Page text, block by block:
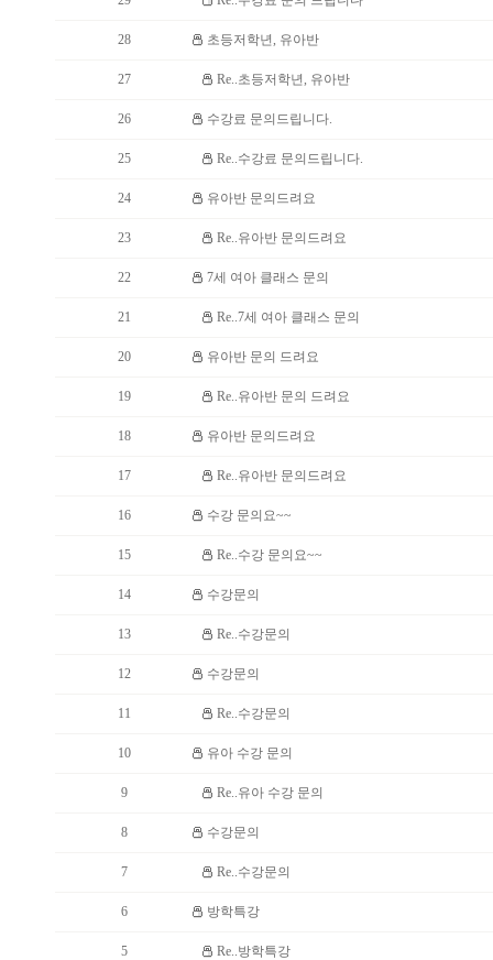
28 초등저학년, 유아반
27 Re..초등저학년, 유아반
26 수강료 문의드립니다.
25 Re..수강료 문의드립니다.
24 유아반 문의드려요
23 Re..유아반 문의드려요
22 7세 여아 클래스 문의
21 Re..7세 여아 클래스 문의
20 유아반 문의 드려요
19 Re..유아반 문의 드려요
18 유아반 문의드려요
17 Re..유아반 문의드려요
16 수강 문의요~~
15 Re..수강 문의요~~
14 수강문의
13 Re..수강문의
12 수강문의
11 Re..수강문의
10 유아 수강 문의
9 Re..유아 수강 문의
8 수강문의
7 Re..수강문의
6 방학특강
5 Re..방학특강